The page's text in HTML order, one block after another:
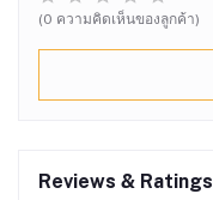
(0 ความคิดเห็นของลูกค้า)
Reviews & Ratings